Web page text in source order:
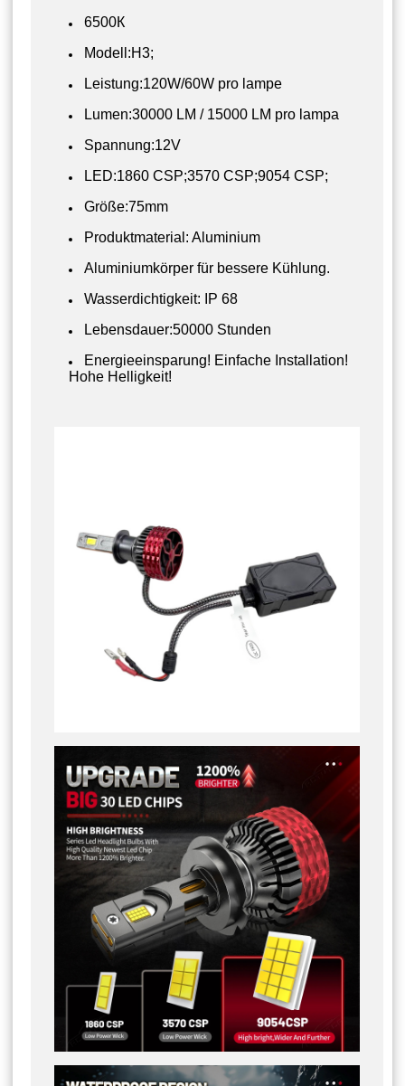
6500К
Modell:H3;
Leistung:120W/60W pro lampe
Lumen:30000 LM / 15000 LM pro lampa
Spannung:12V
LED:1860 CSP;3570 CSP;9054 CSP;
Größe:75mm
Produktmaterial: Aluminium
Aluminiumkörper für bessere Kühlung.
Wasserdichtigkeit: IP 68
Lebensdauer:50000 Stunden
Energieeinsparung! Einfache Installation!
Hohe Helligkeit!